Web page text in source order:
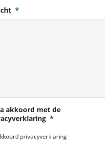
*
akkoord met de
*
privacyverklaring